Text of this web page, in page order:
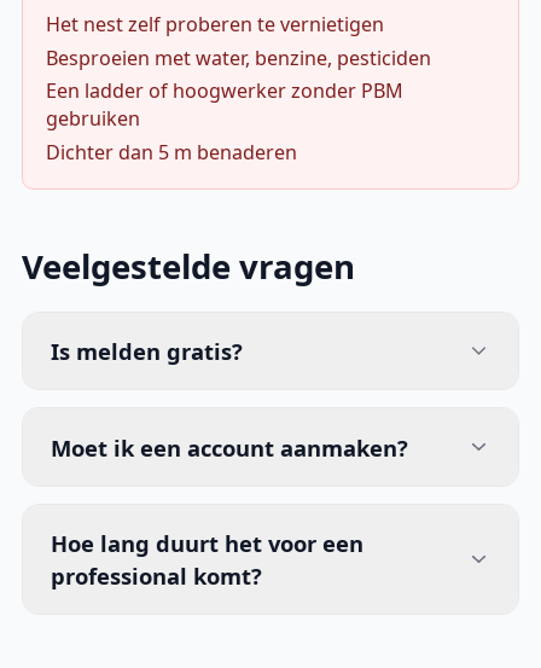
Het nest zelf proberen te vernietigen
Besproeien met water, benzine, pesticiden
Een ladder of hoogwerker zonder PBM
gebruiken
Dichter dan 5 m benaderen
Veelgestelde vragen
Is melden gratis?
Moet ik een account aanmaken?
Hoe lang duurt het voor een
professional komt?